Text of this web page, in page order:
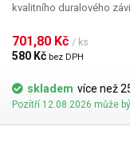
kvalitního duralového
ke kterému se snadno
druhém konci se
připojení k dávkovači.
hadice k dávkovačům).
Duralový uzávěr kartuše
500ml kartuši, který není
701,80 Kč / ks
580 Kč bez DPH
skladem více než
Pozítří 12.08.2026 může